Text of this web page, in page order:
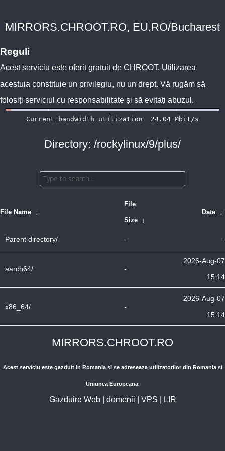
MIRRORS.CHROOT.RO, EU,RO/Bucharest
Reguli
Acest serviciu este oferit gratuit de CHROOT. Utilizarea
acestuia constituie un privilegiu, nu un drept. Vă rugăm să
folosiți serviciul cu responsabilitate și să evitați abuzul.
Directory: /rockylinux/9/plus/
File Name ↓
File
Size ↓
Date ↓
Parent directory/ - -
aarch64/ -
2026-Aug-07
15:14
x86_64/ -
2026-Aug-07
15:14
MIRRORS.CHROOT.RO
Acest serviciu este gazduit in Romania si se adreseaza utilizatorilor din Romania si
Uniunea Europeana.
Gazduire Web| domenii VPS LIR